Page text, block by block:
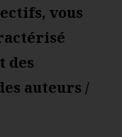
vous
des
auteurs /